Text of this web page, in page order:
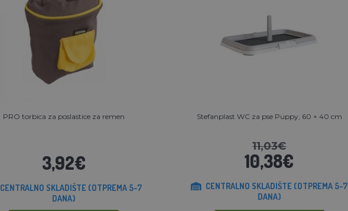
PRO torbica za poslastice za remen
3,92€
CENTRALNO SKLADIŠTE (OTPREMA 5-7
DANA)
Stefanplast WC za pse Puppy, 60 × 40 cm
11,03€
10,38€
CENTRALNO SKLADIŠTE (OTPREMA 5-7
DANA)